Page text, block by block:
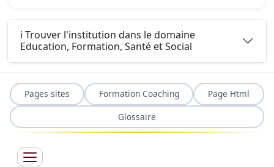
ℹ️ Trouver l'institution dans le domaine
Education, Formation, Santé et Social
Pages sites Formation Coaching
Page Html
Glossaire